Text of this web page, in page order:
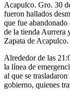
Acapulco. Gro. 30
fueron hallados
que fue
de la tienda Aurrera
Zapata de Acapulco.
Alrededor de las
la línea de
al que se
gobierno, quienes